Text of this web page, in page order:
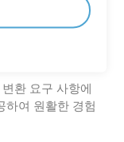
환 요구 사항에
하여 원활한 경험